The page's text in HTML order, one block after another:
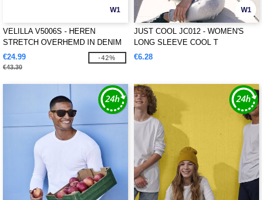
W1
VELILLA V5006S - HEREN
STRETCH OVERHEMD IN DENIM
€24.99
€43.30
-42%
W1
JUST COOL JC012 - WOMEN'S
LONG SLEEVE COOL T
€6.28